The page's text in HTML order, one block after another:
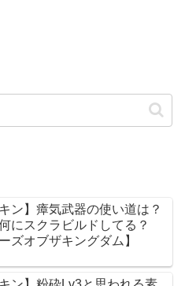
キン】瘴気武器の使い道は？
にスクラビルドしてる？
ズオブザキングダム】